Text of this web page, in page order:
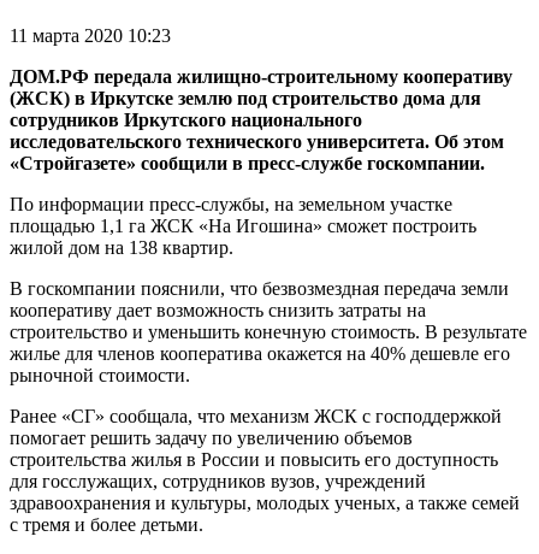
11 марта 2020 10:23
ДОМ.РФ передала жилищно-строительному кооперативу
(ЖСК) в Иркутске землю под строительство дома для
сотрудников Иркутского национального
исследовательского технического университета. Об этом
«Стройгазете» сообщили в пресс-службе госкомпании.
По информации пресс-службы, на земельном участке
площадью 1,1 га ЖСК «На Игошина» сможет построить
жилой дом на 138 квартир.
В госкомпании пояснили, что безвозмездная передача земли
кооперативу дает возможность снизить затраты на
строительство и уменьшить конечную стоимость. В результате
жилье для членов кооператива окажется на 40% дешевле его
рыночной стоимости.
Ранее «СГ» сообщала, что механизм ЖСК с господдержкой
помогает решить задачу по увеличению объемов
строительства жилья в России и повысить его доступность
для госслужащих, сотрудников вузов, учреждений
здравоохранения и культуры, молодых ученых, а также семей
с тремя и более детьми.